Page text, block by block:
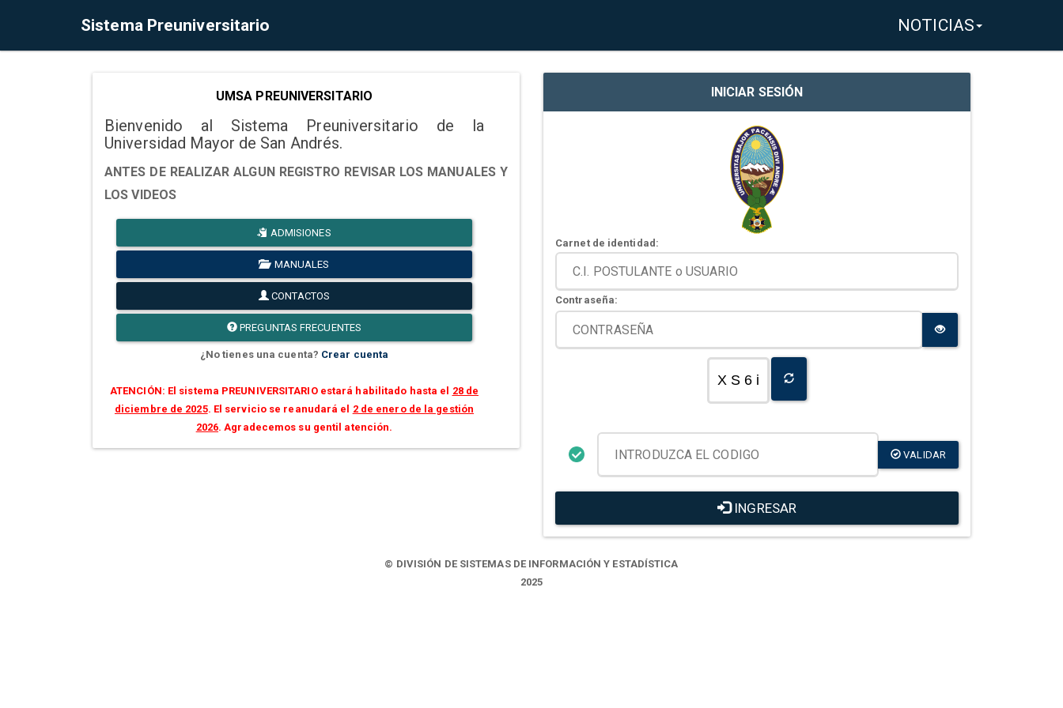
Sistema Preuniversitario NOTICIAS
UMSA PREUNIVERSITARIO
Bienvenido al Sistema Preuniversitario de la
Universidad Mayor de San Andrés.
ANTES DE REALIZAR ALGUN REGISTRO REVISAR LOS MANUALES Y
LOS VIDEOS
ADMISIONES
MANUALES
CONTACTOS
PREGUNTAS FRECUENTES
¿No tienes una cuenta? Crear cuenta
ATENCIÓN: El sistema PREUNIVERSITARIO estará habilitado hasta el 28 de
diciembre de 2025. El servicio se reanudará el 2 de enero de la gestión
2026. Agradecemos su gentil atención.
INICIAR SESIÓN
Carnet de identidad:
Contraseña:
X S 6 i
VALIDAR
INGRESAR
© DIVISIÓN DE SISTEMAS DE INFORMACIÓN Y ESTADÍSTICA
2025